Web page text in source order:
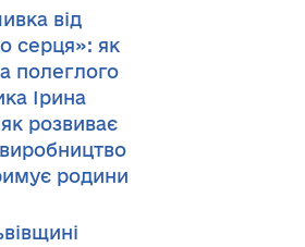
від
серця»: як
полеглого
Ірина
розвиває
родини